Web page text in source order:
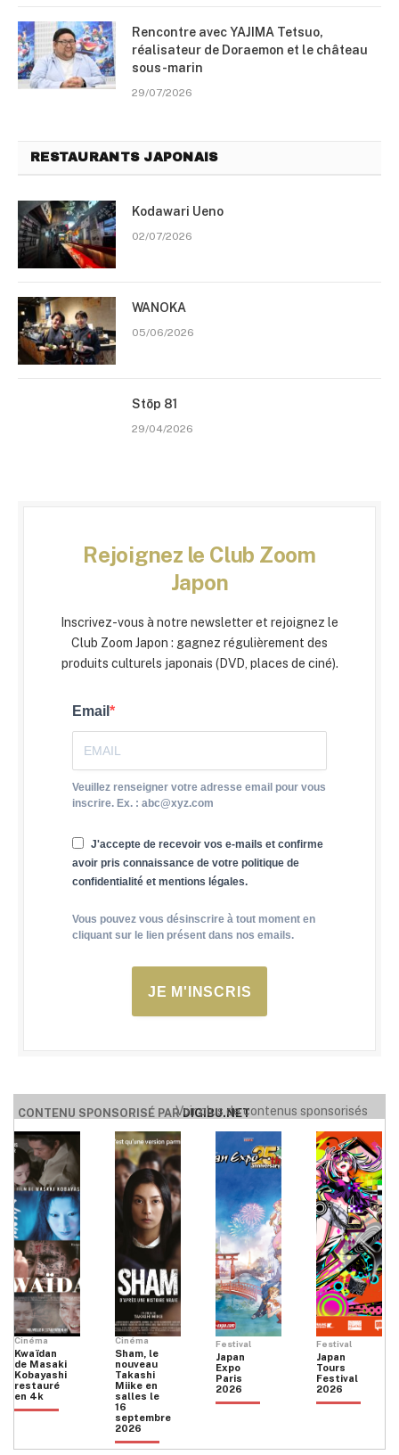
Rencontre avec YAJIMA Tetsuo,
réalisateur de Doraemon et le château
sous-marin
29/07/2026
RESTAURANTS JAPONAIS
Kodawari Ueno
02/07/2026
WANOKA
05/06/2026
Stōp 81
29/04/2026
Rejoignez le Club Zoom
Japon
Inscrivez-vous à notre newsletter et rejoignez le
Club Zoom Japon : gagnez régulièrement des
produits culturels japonais (DVD, places de ciné).
Email
Veuillez renseigner votre adresse email pour vous
inscrire. Ex. : abc@xyz.com
J'accepte de recevoir vos e-mails et confirme
avoir pris connaissance de votre politique de
confidentialité et mentions légales.
Vous pouvez vous désinscrire à tout moment en
cliquant sur le lien présent dans nos emails.
JE M'INSCRIS
CONTENU SPONSORISÉ PARDIGIBU.NET
Voir plus de contenus sponsorisés
Cinéma
Kwaïdan
de Masaki
Kobayashi
restauré
en 4k
Cinéma
Sham, le
nouveau
Takashi
Miike en
salles le
16
septembre
2026
Festival
Japan
Expo
Paris
2026
Festival
Japan
Tours
Festival
2026